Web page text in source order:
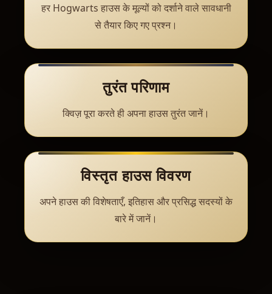
हर Hogwarts हाउस के मूल्यों को दर्शाने वाले सावधानी
से तैयार किए गए प्रश्न।
तुरंत परिणाम
क्विज़ पूरा करते ही अपना हाउस तुरंत जानें।
विस्तृत हाउस विवरण
अपने हाउस की विशेषताएँ, इतिहास और प्रसिद्ध सदस्यों के
बारे में जानें।